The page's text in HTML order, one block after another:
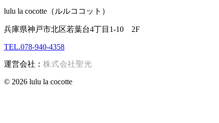
lulu la cocotte（ルルココット）
兵庫県神戸市北区若葉台4丁目1-10 2F
TEL.078-940-4358
運営会社： 株式会社聖光
© 2026 lulu la cocotte